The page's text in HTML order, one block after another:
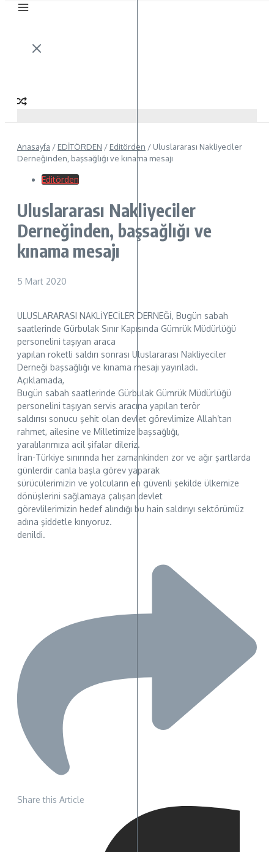
Anasayfa / EDİTÖRDEN / Editörden / Uluslararası Nakliyeciler
Derneğinden, başsağlığı ve kınama mesajı
Editörden
Uluslararası Nakliyeciler
Derneğinden, başsağlığı ve
kınama mesajı
5 Mart 2020
ULUSLARARASI NAKLİYECİLER DERNEĞİ, Bugün sabah
saatlerinde Gürbulak Sınır Kapısında Gümrük Müdürlüğü
personelini taşıyan araca
yapılan roketli saldırı sonrası Uluslararası Nakliyeciler
Derneği başsağlığı ve kınama mesajı yayınladı.
Açıklamada,
Bugün sabah saatlerinde Gürbulak Gümrük Müdürlüğü
personelini taşıyan servis aracına yapılan terör
saldırısı sonucu şehit olan devlet görevlimize Allah’tan
rahmet, ailesine ve Milletimize başsağlığı,
yaralılarımıza acil şifalar dileriz.
İran-Türkiye sınırında her zamankinden zor ve ağır şartlarda
günlerdir canla başla görev yaparak
sürücülerimizin ve yolcuların en güvenli şekilde ülkemize
dönüşlerini sağlamaya çalışan devlet
görevlilerimizin hedef alındığı bu hain saldırıyı sektörümüz
adına şiddetle kınıyoruz.
denildi.
Share this Article